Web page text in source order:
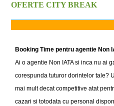
OFERTE CITY BREAK
Booking Time pentru agentie Non
Ai o agentie Non IATA si inca nu ai
corespunda tuturor dorintelor tale?
mai mult decat competitive atat
cazari si totodata cu personal